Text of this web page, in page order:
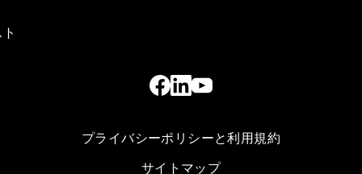
プライバシーポリシーと利用規約
サイトマップ